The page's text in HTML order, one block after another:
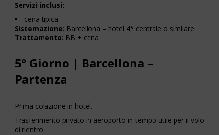
Servizi inclusi:
cena tipica
Sistemazione: Barcellona – hotel 4* centrale o similare
Trattamento: BB + cena
5° Giorno | Barcellona –
Partenza
Prima colazione in hotel.
Trasferimento privato in aeroporto in tempo utile per il volo
di rientro.